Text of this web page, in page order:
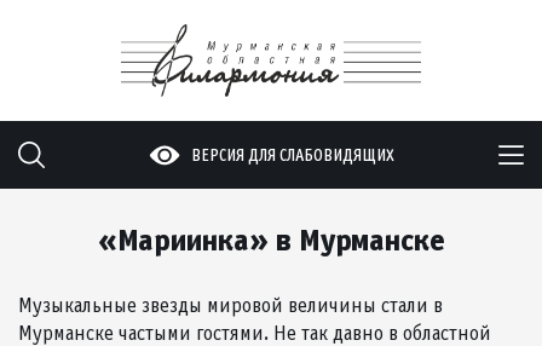
ВЕРСИЯ ДЛЯ СЛАБОВИДЯЩИХ
«Мариинка» в Мурманске
Музыкальные звезды мировой величины стали в
Мурманске частыми гостями. Не так давно в областной